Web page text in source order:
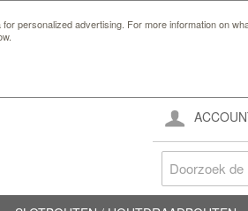
personalized advertising. For more information on